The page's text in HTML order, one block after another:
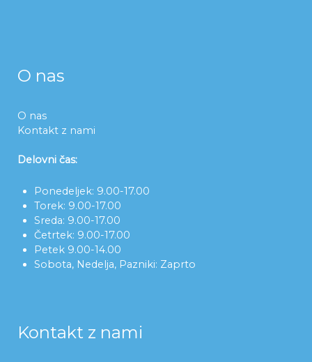
O nas
O nas
Kontakt z nami
Delovni čas:
Ponedeljek: 9.00-17.00
Torek: 9.00-17.00
Sreda: 9.00-17.00
Četrtek: 9.00-17.00
Petek 9.00-14.00
Sobota, Nedelja, Pazniki: Zaprto
Kontakt z nami